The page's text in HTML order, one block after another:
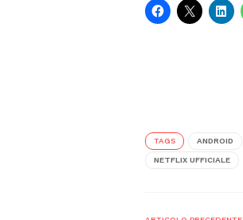
TAGS ANDROID
NETFLIX UFFICIALE